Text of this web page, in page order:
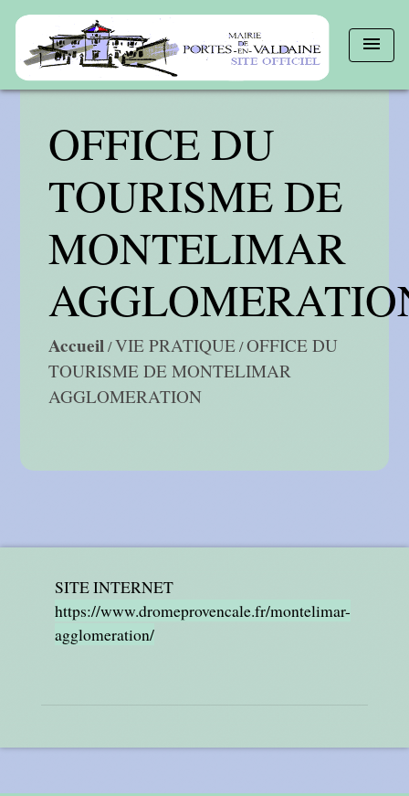
menu
OFFICE DU
TOURISME DE
MONTELIMAR
Accueil/VIE PRATIQUE/OFFICE DU
TOURISME DE MONTELIMAR
AGGLOMERATION
SITE INTERNET
https://www.dromeprovencale.fr/montelimar-
agglomeration/